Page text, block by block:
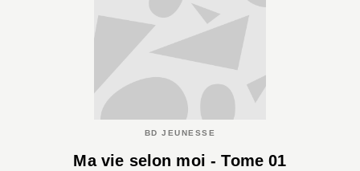
BD JEUNESSE
Ma vie selon moi - Tome 01